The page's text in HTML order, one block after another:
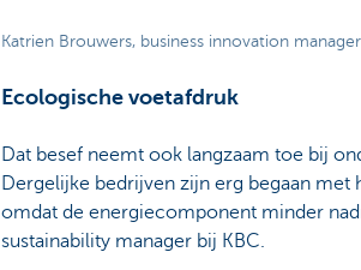
Katrien Brouwers, business innovation
Ecologische voetafdruk
Dat besef neemt ook langzaam toe bij
Dergelijke bedrijven zijn erg begaan
omdat de energiecomponent minder
sustainability manager bij KBC.